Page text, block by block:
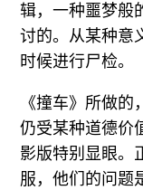
辑，一种噩梦般
讨的。从某种意
时候进行尸检。
《撞车》所做
仍受某种道德价
影版特别显眼。
服，他们的问题